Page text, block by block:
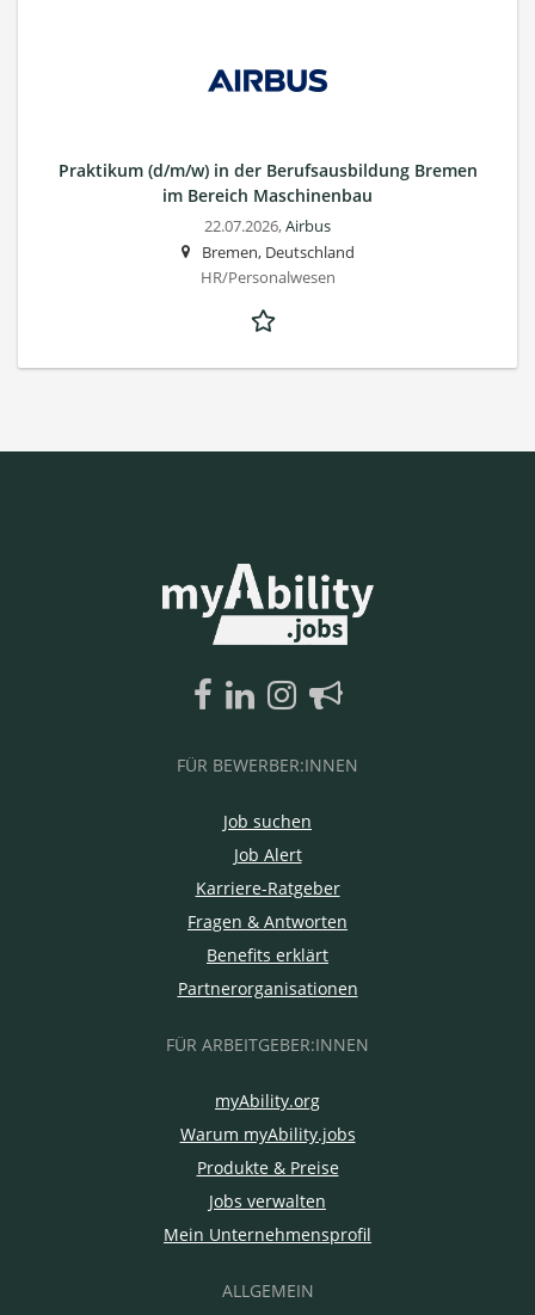
Praktikum (d/m/w) in der Berufsausbildung Bremen
im Bereich Maschinenbau
22.07.2026,Airbus
Bremen, Deutschland
HR/Personalwesen
FÜR BEWERBER:INNEN
Job suchen
Job Alert
Karriere-Ratgeber
Fragen & Antworten
Benefits erklärt
Partnerorganisationen
FÜR ARBEITGEBER:INNEN
myAbility.org
Warum myAbility.jobs
Produkte & Preise
Jobs verwalten
Mein Unternehmensprofil
ALLGEMEIN